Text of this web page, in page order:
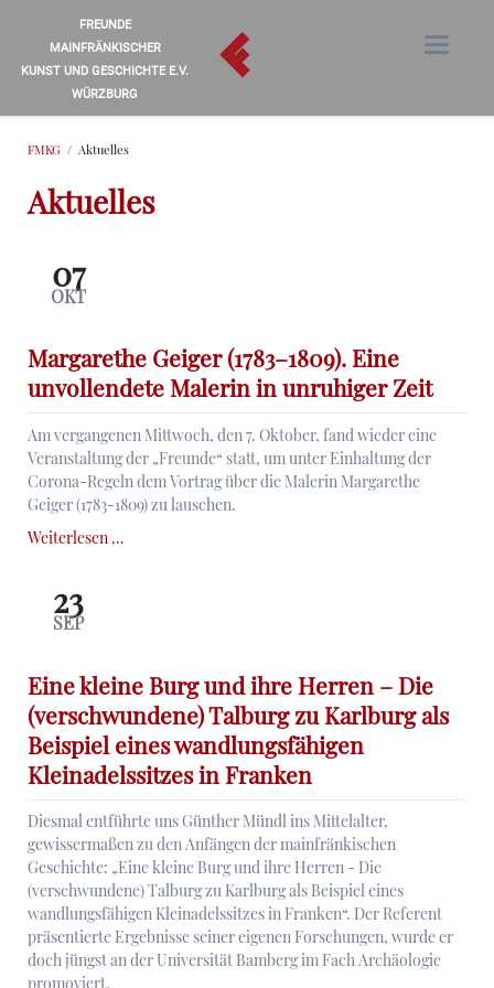
FREUNDE
MAINFRÄNKISCHER
KUNST UND GESCHICHTE E.V.
WÜRZBURG
FMKG Aktuelles
Aktuelles
07
OKT
Margarethe Geiger (1783–1809). Eine
unvollendete Malerin in unruhiger Zeit
Am vergangenen Mittwoch, den 7. Oktober, fand wieder eine
Veranstaltung der „Freunde“ statt, um unter Einhaltung der
Corona-Regeln dem Vortrag über die Malerin Margarethe
Geiger (1783-1809) zu lauschen.
Weiterlesen …
Malerin
in
unruhiger
Zeit
23
SEP
Eine kleine Burg und ihre Herren – Die
(verschwundene) Talburg zu Karlburg als
Beispiel eines wandlungsfähigen
Kleinadelssitzes in Franken
Diesmal entführte uns Günther Mündl ins Mittelalter,
gewissermaßen zu den Anfängen der mainfränkischen
Geschichte: „Eine kleine Burg und ihre Herren - Die
(verschwundene) Talburg zu Karlburg als Beispiel eines
wandlungsfähigen Kleinadelssitzes in Franken“. Der Referent
präsentierte Ergebnisse seiner eigenen Forschungen, wurde er
doch jüngst an der Universität Bamberg im Fach Archäologie
promoviert.